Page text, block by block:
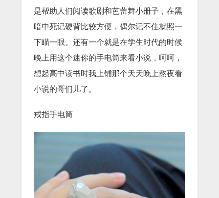
是帮助人们阅读歌剧和芭蕾舞小册子，在黑
暗中死记硬背比较方便，偶尔记不住就照一
下瞄一眼。还有一个就是在学生时代的时候
晚上用这个迷你的手电筒来看小说，呵呵，
想起高中读书时我上铺那个天天晚上熬夜看
小说的哥们儿了。
戒指手电筒